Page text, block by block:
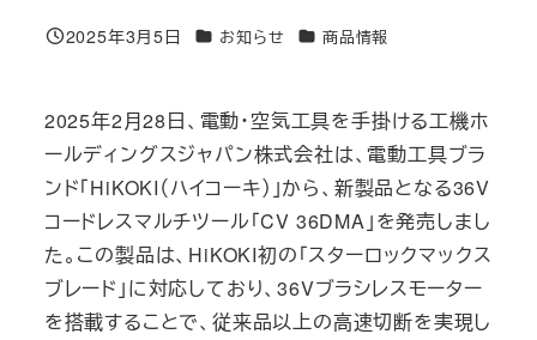
投稿日
2025年3月5日 カテゴリー
お知らせ カテゴリー
商品情報
2025年2月28日、電動・空気工具を手掛ける工機ホ
ールディングスジャパン株式会社は、電動工具ブラ
ンド「HiKOKI（ハイコーキ）」から、新製品となる36V
コードレスマルチツール「CV 36DMA」を発売しまし
た。この製品は、HiKOKI初の「スターロックマックス
ブレード」に対応しており、36Vブラシレスモーター
を搭載することで、従来品以上の高速切断を実現し